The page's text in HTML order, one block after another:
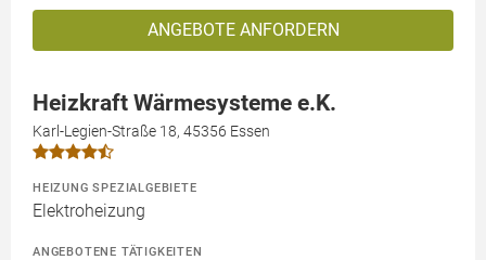
ANGEBOTE ANFORDERN
Heizkraft Wärmesysteme e.K.
Karl-Legien-Straße 18, 45356 Essen
HEIZUNG SPEZIALGEBIETE
Elektroheizung
ANGEBOTENE TÄTIGKEITEN